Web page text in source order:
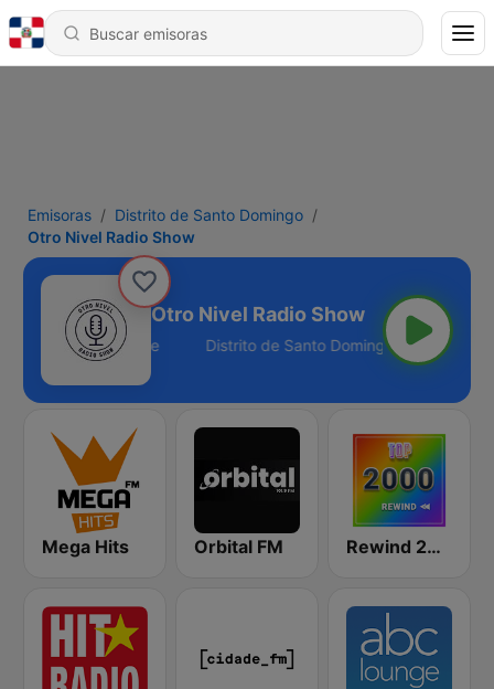
Emisoras
Distrito de Santo Domingo
Otro Nivel Radio Show
Otro Nivel Radio Show
Domingo - Online
Mega Hits Orbital FM Rewind 2000's